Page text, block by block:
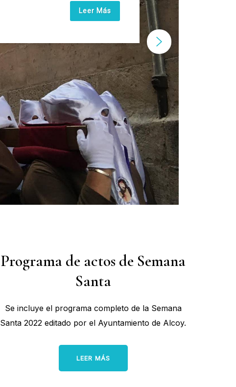
Leer Más
Programa de actos de Semana
Santa
Se incluye el programa completo de la Semana
Santa 2022 editado por el Ayuntamiento de Alcoy.
LEER MÁS